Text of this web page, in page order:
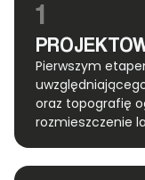
1
Pierwszym
oraz topografię
rozmieszczenie